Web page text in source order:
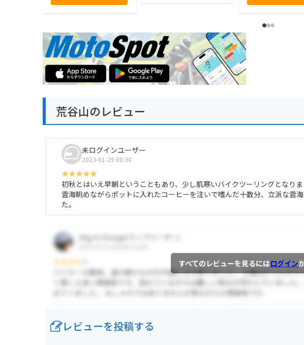
荒谷山のレビュー
未ログインユーザー
2023-01-29 00:30
初秋とはいえ早朝ということもあり、少し肌寒いバイクツーリングとなりま
雲海眺めながらポットに入れたコーヒーを注いで嗜んだ十数分、立派な雲
た。
すべてのレビューを見るにはログイン
レビューを投稿する